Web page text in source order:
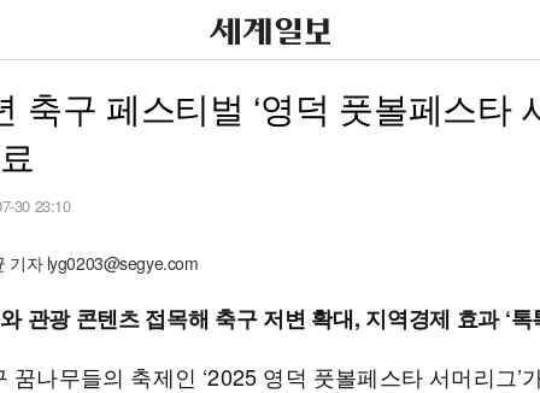
축구 페스티벌 ‘영덕 풋볼페스타
30 23:10
기자 lyg0203@segye.com
관광 콘텐츠 접목해 축구 저변 확대, 지역경제 효과 ‘톡
꿈나무들의 축제인 ‘2025 영덕 풋볼페스타 서머리그’